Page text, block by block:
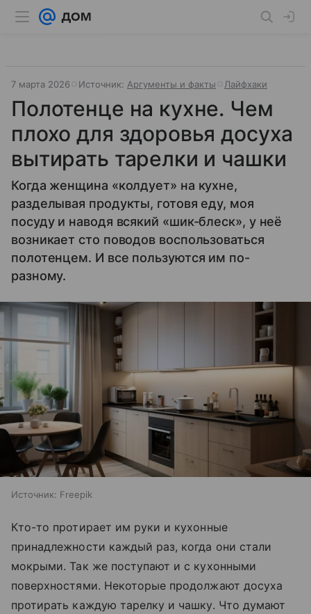
7 марта 2026 Источник: Аргументы и факты Лайфхаки
Полотенце на кухне. Чем
плохо для здоровья досуха
вытирать тарелки и чашки
Когда женщина «колдует» на кухне,
разделывая продукты, готовя еду, моя
посуду и наводя всякий «шик-блеск», у неё
возникает сто поводов воспользоваться
полотенцем. И все пользуются им по-
разному.
Источник: Freepik
Кто-то протирает им руки и кухонные
принадлежности каждый раз, когда они стали
мокрыми. Так же поступают и с кухонными
поверхностями. Некоторые продолжают досуха
протирать каждую тарелку и чашку. Что думают